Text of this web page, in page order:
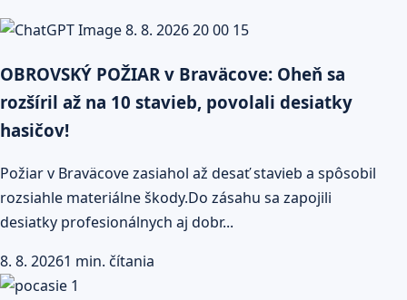
OBROVSKÝ POŽIAR v Braväcove: Oheň sa
rozšíril až na 10 stavieb, povolali desiatky
hasičov!
Požiar v Braväcove zasiahol až desať stavieb a spôsobil
rozsiahle materiálne škody.Do zásahu sa zapojili
desiatky profesionálnych aj dobr...
8. 8. 20261 min. čítania